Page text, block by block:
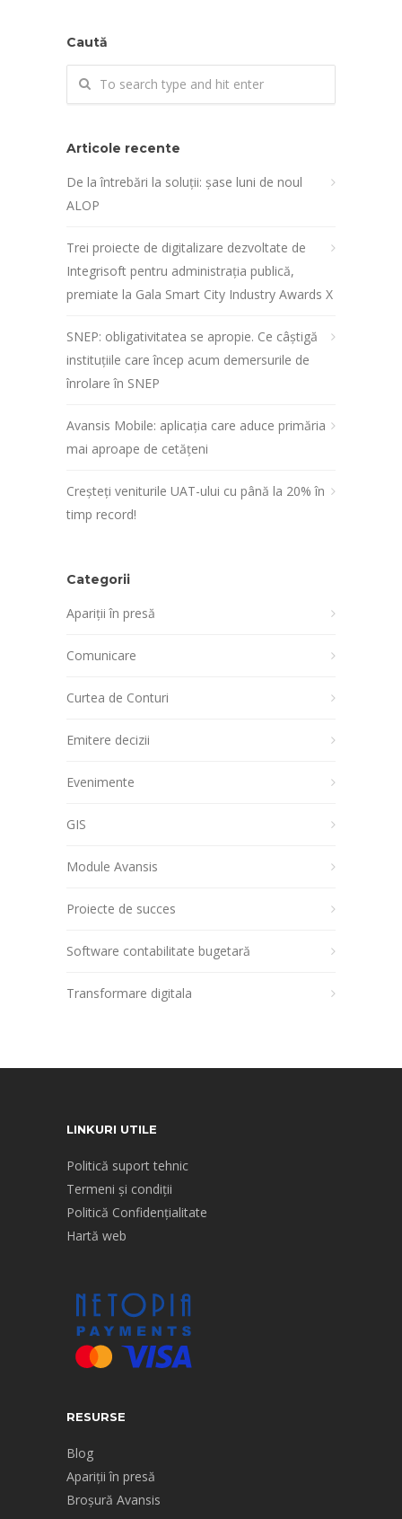
Caută
Articole recente
De la întrebări la soluții: șase luni de noul
ALOP
Trei proiecte de digitalizare dezvoltate de
Integrisoft pentru administrația publică,
premiate la Gala Smart City Industry Awards X
SNEP: obligativitatea se apropie. Ce câștigă
instituțiile care încep acum demersurile de
înrolare în SNEP
Avansis Mobile: aplicația care aduce primăria
mai aproape de cetățeni
Creșteți veniturile UAT-ului cu până la 20% în
timp record!
Categorii
Apariții în presă
Comunicare
Curtea de Conturi
Emitere decizii
Evenimente
GIS
Module Avansis
Proiecte de succes
Software contabilitate bugetară
Transformare digitala
LINKURI UTILE
Politică suport tehnic
Termeni și condiții
Politică Confidențialitate
Hartă web
RESURSE
Blog
Apariții în presă
Broșură Avansis